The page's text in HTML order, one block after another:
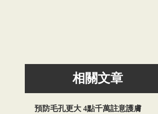
相關文章
預防毛孔更大 4點千萬註意護膚